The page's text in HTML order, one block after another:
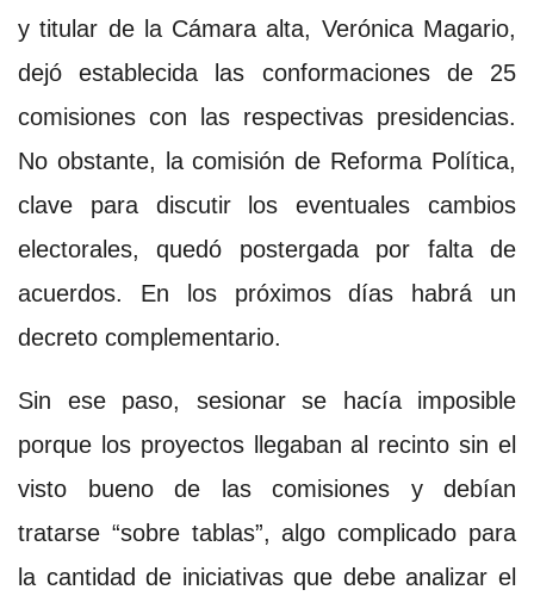
y titular de la Cámara alta, Verónica Magario,
dejó establecida las conformaciones de 25
comisiones con las respectivas presidencias.
No obstante, la comisión de Reforma Política,
clave para discutir los eventuales cambios
electorales, quedó postergada por falta de
acuerdos. En los próximos días habrá un
decreto complementario.
Sin ese paso, sesionar se hacía imposible
porque los proyectos llegaban al recinto sin el
visto bueno de las comisiones y debían
tratarse “sobre tablas”, algo complicado para
la cantidad de iniciativas que debe analizar el